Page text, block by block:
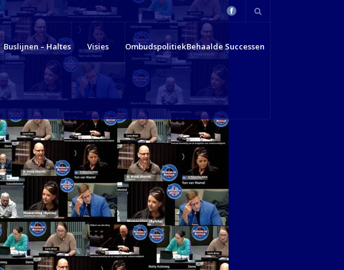
Buslijnen – Haltes Visies OmbudspolitiekBehaalde Successen